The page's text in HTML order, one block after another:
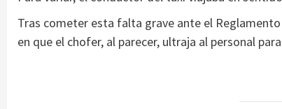
Tras cometer esta falta grave ante el
en que el chofer, al parecer, ultraja al personal